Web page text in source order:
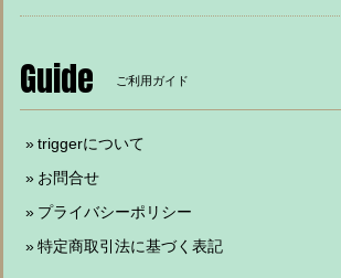
Guide ご利用ガイド
triggerについて
お問合せ
プライバシーポリシー
特定商取引法に基づく表記